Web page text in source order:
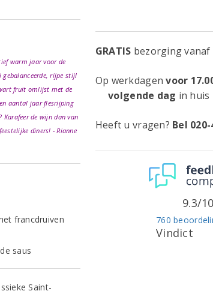
warm jaar voor de
gebalanceerde, rijpe stijl
fruit omlijst met de
aantal jaar flesrijping
Karafeer de wijn dan van
diners! - Rianne
francdruiven
saus
Saint-
GRATIS bezorging vanaf
Op werkdagenvoor
volgende dag in huis
Heeft u vragen? Bel
Vindict
760
9.3/10